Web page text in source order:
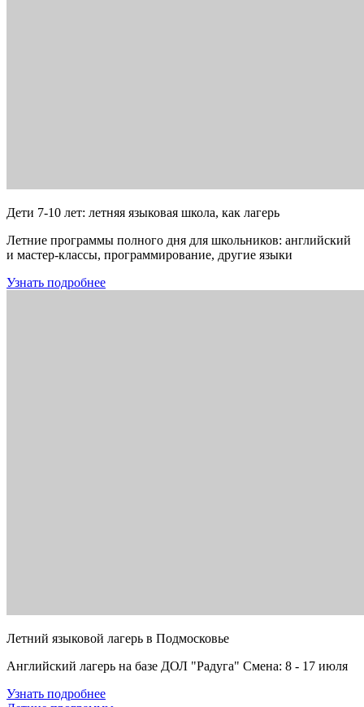
Дети 7-10 лет: летняя языковая школа, как лагерь
Летние программы полного дня для школьников: английский
и мастер-классы, программирование, другие языки
Узнать подробнее
Летний языковой лагерь в Подмосковье
Английский лагерь на базе ДОЛ "Радуга" Смена: 8 - 17 июля
Узнать подробнее